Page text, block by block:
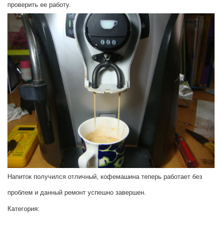
проверить ее работу.
Напиток получился отличный, кофемашина теперь работает без
проблем и данный ремонт успешно завершен.
Категория: